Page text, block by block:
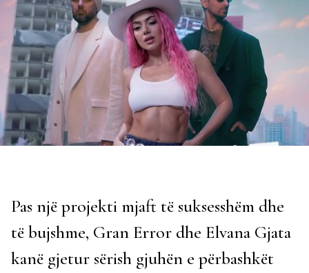
Pas një projekti mjaft të suksesshëm dhe
të bujshme, Gran Error dhe Elvana Gjata
kanë gjetur sërish gjuhën e përbashkët